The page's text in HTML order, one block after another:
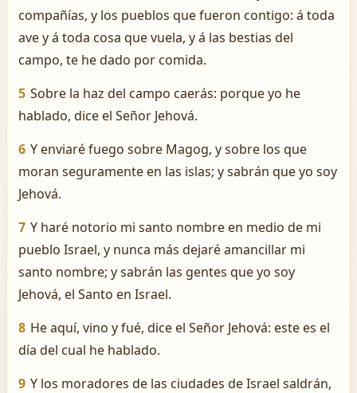
compañías, y los pueblos que fueron contigo: á toda
ave y á toda cosa que vuela, y á las bestias del
campo, te he dado por comida.
5 Sobre la haz del campo caerás: porque yo he
hablado, dice el Señor Jehová.
6 Y enviaré fuego sobre Magog, y sobre los que
moran seguramente en las islas; y sabrán que yo soy
Jehová.
7 Y haré notorio mi santo nombre en medio de mi
pueblo Israel, y nunca más dejaré amancillar mi
santo nombre; y sabrán las gentes que yo soy
Jehová, el Santo en Israel.
8 He aquí, vino y fué, dice el Señor Jehová: este es el
día del cual he hablado.
9 Y los moradores de las ciudades de Israel saldrán,